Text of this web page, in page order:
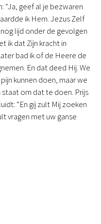
“Ja, geef al je bezwaren
ik Hem. Jezus Zelf
lijd onder de gevolgen
ik dat Zijn kracht in
bad ik of de Heere de
En dat deed Hij. We
kunnen doen, maar we
staat om dat te doen. Prijs
“En gij zult Mij zoeken
vragen met uw ganse